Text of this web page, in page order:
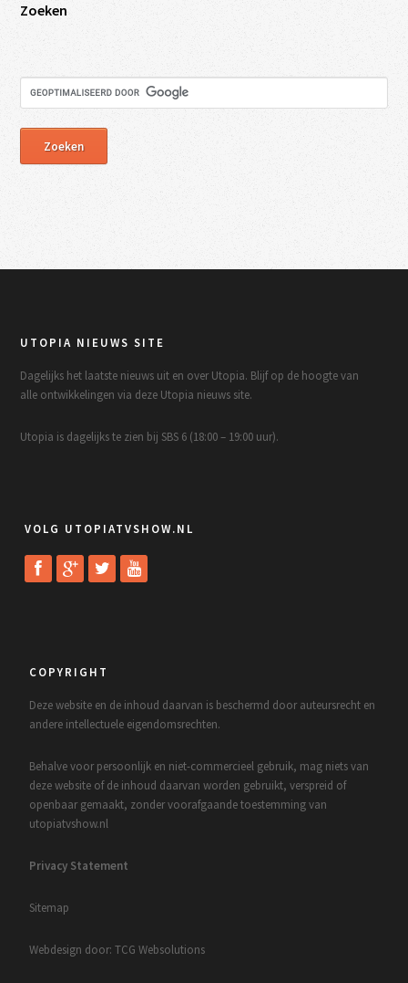
Zoeken
UTOPIA NIEUWS SITE
Dagelijks het laatste nieuws uit en over Utopia. Blijf op de hoogte van
alle ontwikkelingen via deze Utopia nieuws site.
Utopia is dagelijks te zien bij SBS 6 (18:00 – 19:00 uur).
VOLG UTOPIATVSHOW.NL
COPYRIGHT
Deze website en de inhoud daarvan is beschermd door auteursrecht en
andere intellectuele eigendomsrechten.
Behalve voor persoonlijk en niet-commercieel gebruik, mag niets van
deze website of de inhoud daarvan worden gebruikt, verspreid of
openbaar gemaakt, zonder voorafgaande toestemming van
utopiatvshow.nl
Privacy Statement
Sitemap
Webdesign door: TCG Websolutions